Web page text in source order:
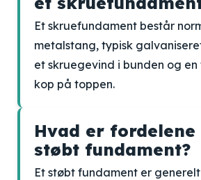
Et skruefundament består
metalstang, typisk
et skruegevind i bunden og
kop på toppen.
Hvad er fordelene
støbt fundament?
Et støbt fundament er